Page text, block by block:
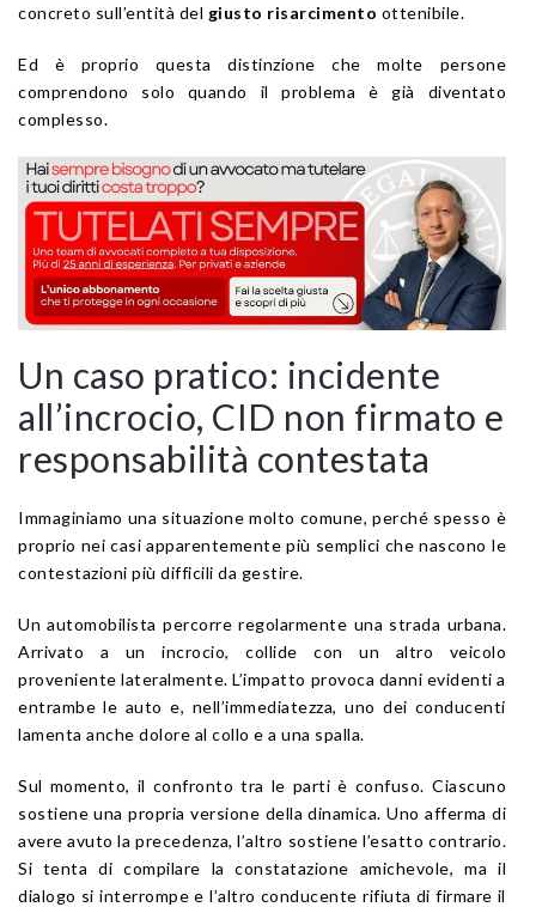
concreto sull’entità del giusto risarcimento ottenibile.
Ed è proprio questa distinzione che molte persone
comprendono solo quando il problema è già diventato
complesso.
Un caso pratico: incidente
all’incrocio, CID non firmato e
responsabilità contestata
Immaginiamo una situazione molto comune, perché spesso è
proprio nei casi apparentemente più semplici che nascono le
contestazioni più difficili da gestire.
Un automobilista percorre regolarmente una strada urbana.
Arrivato a un incrocio, collide con un altro veicolo
proveniente lateralmente. L’impatto provoca danni evidenti a
entrambe le auto e, nell’immediatezza, uno dei conducenti
lamenta anche dolore al collo e a una spalla.
Sul momento, il confronto tra le parti è confuso. Ciascuno
sostiene una propria versione della dinamica. Uno afferma di
avere avuto la precedenza, l’altro sostiene l’esatto contrario.
Si tenta di compilare la constatazione amichevole, ma il
dialogo si interrompe e l’altro conducente rifiuta di firmare il